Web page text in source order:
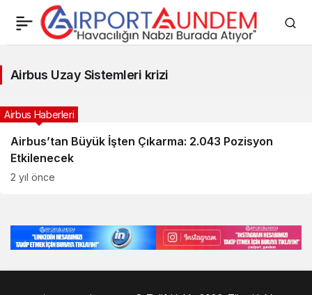
Uzay
Sistemleri
krizi
Haberleri
Airbus Uzay Sistemleri krizi
Airbus’tan Büyük İşten Çıkarma: 2.043 Pozisyon
Etkilenecek
Airbus Haberleri
2 yıl önce